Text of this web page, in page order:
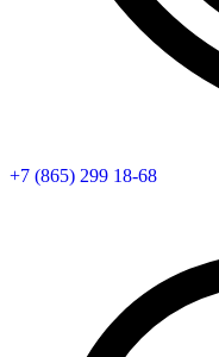
+7 (865) 299 18-68